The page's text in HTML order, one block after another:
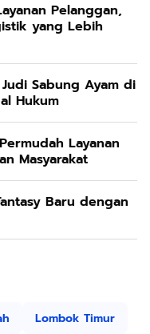
Pelanggan,
yang Lebih
Sabung Ayam di
Hukum
Layanan
Masyarakat
Baru dengan
Lombok Timur